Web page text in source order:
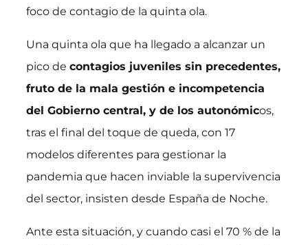
foco de contagio de la quinta ola.
Una quinta ola que ha llegado a alcanzar un
pico de contagios juveniles sin precedentes,
fruto de la mala gestión e incompetencia
del Gobierno central, y de los autonómicos,
tras el final del toque de queda, con 17
modelos diferentes para gestionar la
pandemia que hacen inviable la supervivencia
del sector, insisten desde España de Noche.
Ante esta situación, y cuando casi el 70 % de la